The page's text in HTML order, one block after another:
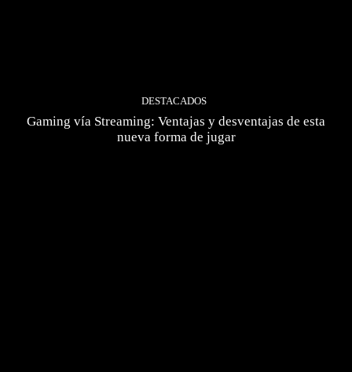
DESTACADOS
Gaming vía Streaming: Ventajas y desventajas de esta
nueva forma de jugar